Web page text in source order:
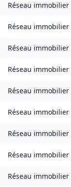
Réseau immobilier
Réseau immobilier
Réseau immobilier
Réseau immobilier
Réseau immobilier
Réseau immobilier
Réseau immobilier
Réseau immobilier
Réseau immobilier